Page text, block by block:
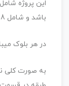
باشد و شامل 8 واحد در هر طبقه و در حالت کلی 96 واحد
در هر بلوک